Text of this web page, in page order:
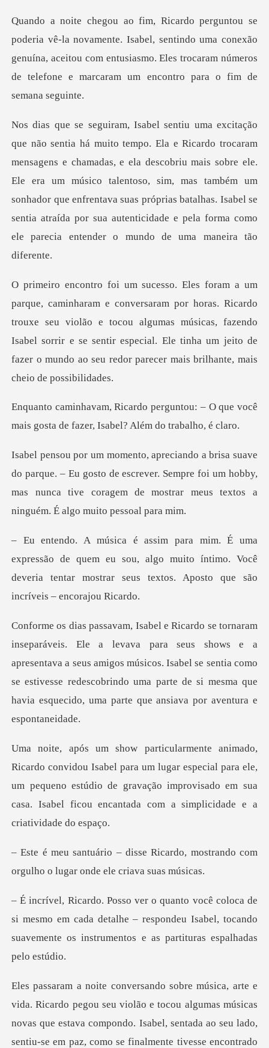
Isabel, sentindo uma conexão
genuína, aceitou com entusiasmo. Eles trocara
s, e ela descobriu mais sobre ele.
Ele era um músico talentoso, sim, mas também um
sonhador que enfrentava suas próprias batalh
icardo
trouxe seu violão e tocou algumas músicas, fazendo
Isabel sorrir e se sentir especial. Ele
ou: – O que você
mais gosta de fazer
– Eu gosto de escrever. Sempre foi um hobby,
mas nunca tive corage
quem eu sou, algo muito íntimo. Você
deveria tentar mostra
hows e a
apresentava a seus amigos músicos. Isabel se sentia como
se estivesse redescobrindo u
um lugar especial para ele,
um pequeno estúdio de gravação improvisado em su
cardo, mostrando com
orgulho o lu
mesmo em cada detalhe – respondeu Isabel, tocando
suavemen
algumas músicas
novas que estava compondo. Isabel, sentada ao seu lado,
sentiu-se em paz, co